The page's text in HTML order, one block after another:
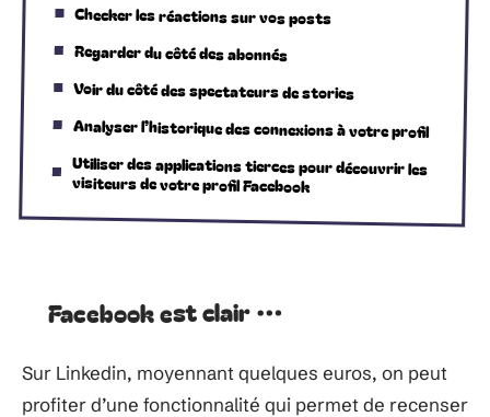
Checker les réactions sur vos posts
Regarder du côté des abonnés
Voir du côté des spectateurs de stories
Analyser l’historique des connexions à votre profil
Utiliser des applications tierces pour découvrir les
visiteurs de votre profil Facebook
Facebook est clair …
Sur Linkedin, moyennant quelques euros, on peut
profiter d’une fonctionnalité qui permet de recenser